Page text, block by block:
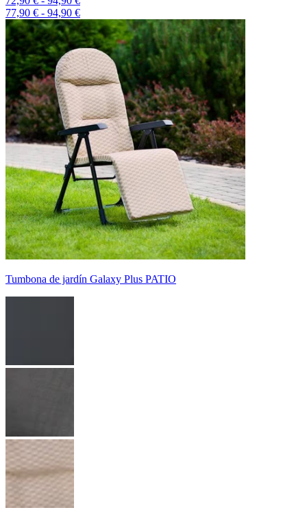
77,90 € - 94,90 €
Tumbona de jardín Galaxy Plus PATIO